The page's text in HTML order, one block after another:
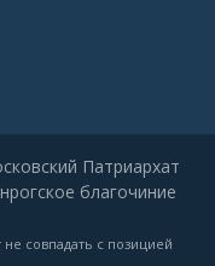
Патриархат
благочиние
совпадать с позицией